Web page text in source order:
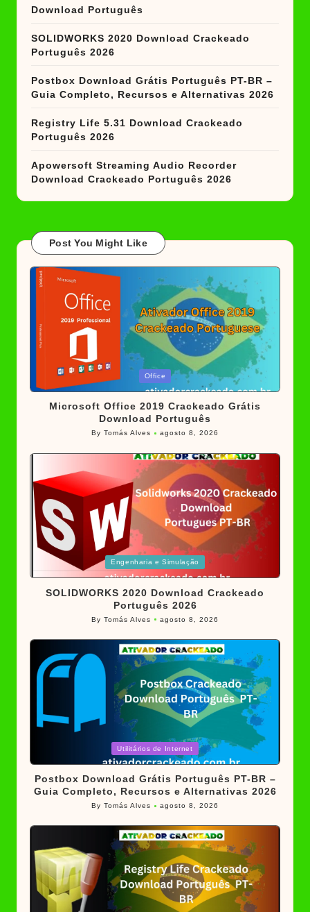
Download Português
SOLIDWORKS 2020 Download Crackeado
Português 2026
Postbox Download Grátis Português PT-BR –
Guia Completo, Recursos e Alternativas 2026
Registry Life 5.31 Download Crackeado
Português 2026
Apowersoft Streaming Audio Recorder
Download Crackeado Português 2026
Post You Might Like
Posted
in
Office
Microsoft Office 2019 Crackeado Grátis
Download Português
Posted
ByTomás Alves agosto 8, 2026
Posted
in
Engenharia e Simulação
SOLIDWORKS 2020 Download Crackeado
Português 2026
Posted
ByTomás Alves agosto 8, 2026
in
Utilitários de Internet
Postbox Download Grátis Português PT-BR –
Guia Completo, Recursos e Alternativas 2026
Posted
ByTomás Alves agosto 8, 2026